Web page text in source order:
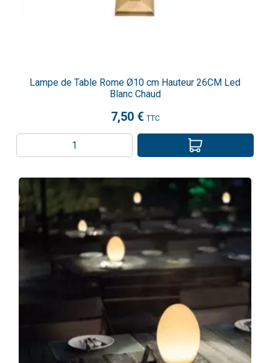
Lampe de Table Rome Ø10 cm Hauteur 26CM Led
Blanc Chaud
7,50 € TTC